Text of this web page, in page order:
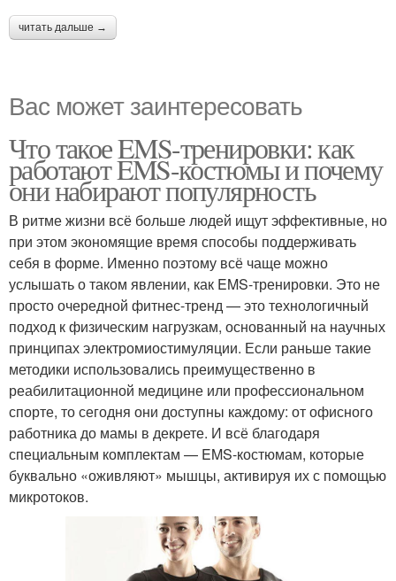
читать дальше →
Вас может заинтересовать
Что такое EMS-тренировки: как
работают EMS-костюмы и почему
они набирают популярность
В ритме жизни всё больше людей ищут эффективные, но
при этом экономящие время способы поддерживать
себя в форме. Именно поэтому всё чаще можно
услышать о таком явлении, как EMS-тренировки. Это не
просто очередной фитнес-тренд — это технологичный
подход к физическим нагрузкам, основанный на научных
принципах электромиостимуляции. Если раньше такие
методики использовались преимущественно в
реабилитационной медицине или профессиональном
спорте, то сегодня они доступны каждому: от офисного
работника до мамы в декрете. И всё благодаря
специальным комплектам — EMS-костюмам, которые
буквально «оживляют» мышцы, активируя их с помощью
микротоков.